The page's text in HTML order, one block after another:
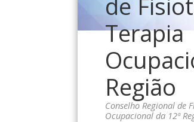
Terapia
Região
Conselho Regional de
Ocupacional da 12ª